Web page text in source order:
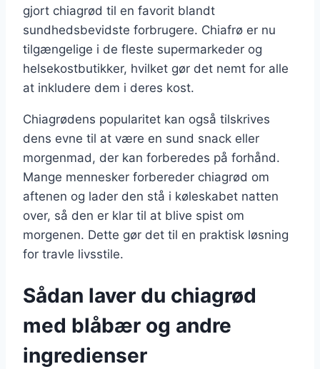
gjort chiagrød til en favorit blandt
sundhedsbevidste forbrugere. Chiafrø er nu
tilgængelige i de fleste supermarkeder og
helsekostbutikker, hvilket gør det nemt for alle
at inkludere dem i deres kost.
Chiagrødens popularitet kan også tilskrives
dens evne til at være en sund snack eller
morgenmad, der kan forberedes på forhånd.
Mange mennesker forbereder chiagrød om
aftenen og lader den stå i køleskabet natten
over, så den er klar til at blive spist om
morgenen. Dette gør det til en praktisk løsning
for travle livsstile.
Sådan laver du chiagrød
med blåbær og andre
ingredienser